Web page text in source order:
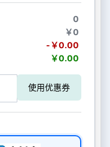
0
￥0
-￥0.00
￥0.00
使用优惠券